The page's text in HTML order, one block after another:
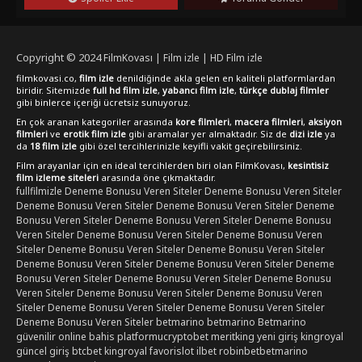
Copyright © 2024FilmKovası | Film izle | HD Film izle
filmkovasi.co, film izle denildiğinde akla gelen en kaliteli platformlardan
biridir. Sitemizde full hd film izle, yabancı film izle, türkçe dublaj filmler
gibi binlerce içeriği ücretsiz sunuyoruz.
En çok aranan kategoriler arasında kore filmleri, macera filmleri, aksiyon
filmleri ve erotik film izle gibi aramalar yer almaktadır. Siz de dizi izle ya
da 18 film izle gibi özel tercihlerinizle keyifli vakit geçirebilirsiniz.
Film arayanlar için en ideal tercihlerden biri olan FilmKovası, kesintisiz
film izleme siteleri arasında öne çıkmaktadır.
fullfilmizle Deneme Bonusu Veren SitelerDeneme Bonusu Veren Siteler
Deneme Bonusu Veren SitelerDeneme Bonusu Veren SitelerDeneme
Bonusu Veren SitelerDeneme Bonusu Veren SitelerDeneme Bonusu
Veren SitelerDeneme Bonusu Veren SitelerDeneme Bonusu Veren
SitelerDeneme Bonusu Veren SitelerDeneme Bonusu Veren Siteler
Deneme Bonusu Veren SitelerDeneme Bonusu Veren SitelerDeneme
Bonusu Veren SitelerDeneme Bonusu Veren SitelerDeneme Bonusu
Veren SitelerDeneme Bonusu Veren SitelerDeneme Bonusu Veren
SitelerDeneme Bonusu Veren SitelerDeneme Bonusu Veren Siteler
Deneme Bonusu Veren Sitelerbetmarino betmarino Betmarino
güvenilir online bahis platformucryptobetmeritking yeni girişkingroyal
güncel girişbtcbetkingroyal favorislotilbetrobinbetbetmarino